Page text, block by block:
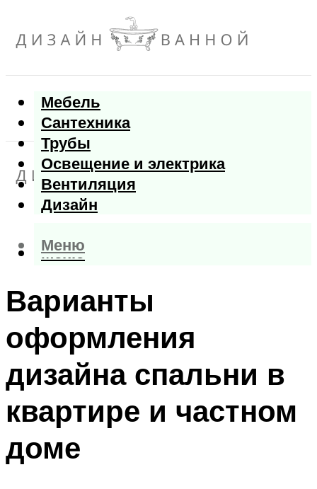
Мебель
Сантехника
Трубы
Освещение и электрика
Вентиляция
Дизайн
Меню
Меню
Варианты
оформления
дизайна спальни в
квартире и частном
доме